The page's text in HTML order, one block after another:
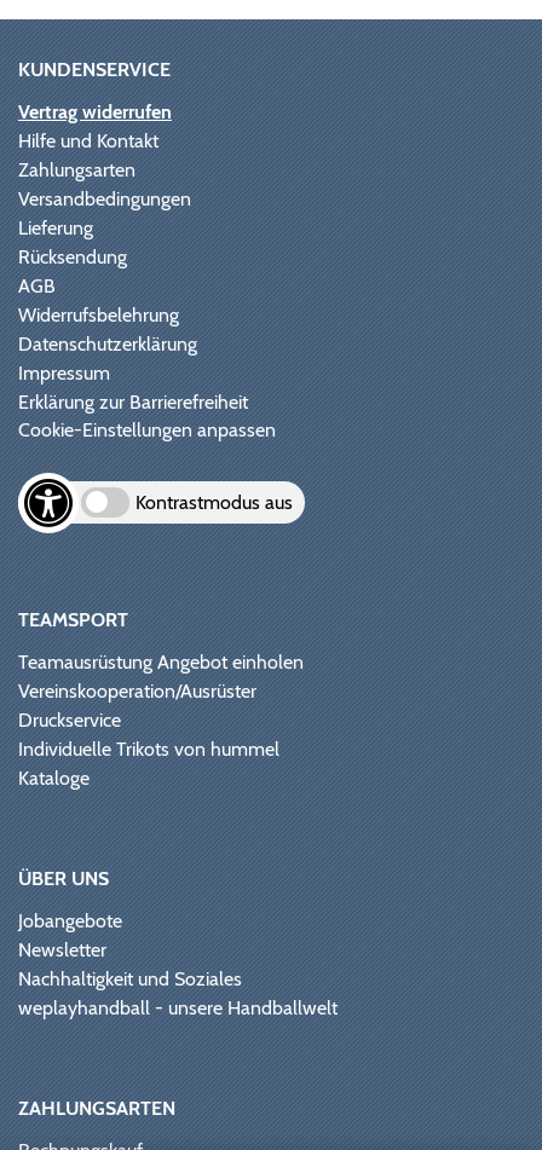
KUNDENSERVICE
Vertrag widerrufen
Hilfe und Kontakt
Zahlungsarten
Versandbedingungen
Lieferung
Rücksendung
AGB
Widerrufsbelehrung
Datenschutzerklärung
Impressum
Erklärung zur Barrierefreiheit
Cookie-Einstellungen anpassen
Kontrastmodus aus
TEAMSPORT
Teamausrüstung Angebot einholen
Vereinskooperation/Ausrüster
Druckservice
Individuelle Trikots von hummel
Kataloge
ÜBER UNS
Jobangebote
Newsletter
Nachhaltigkeit und Soziales
weplayhandball - unsere Handballwelt
ZAHLUNGSARTEN